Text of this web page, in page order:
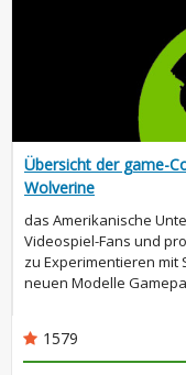
Übersicht der game-
Wolverine
das Amerikanische
Videospiel-Fans und
zu Experimentieren
neuen Modelle
1579